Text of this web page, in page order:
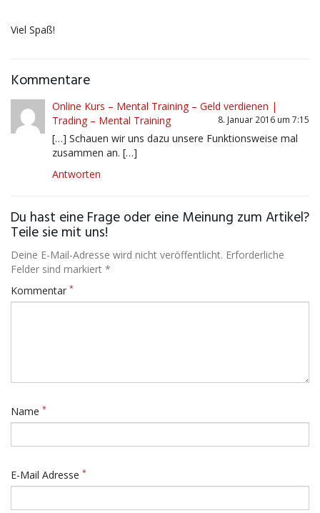
Viel Spaß!
Kommentare
Online Kurs – Mental Training – Geld verdienen |
Trading – Mental Training
8. Januar 2016 um 7:15
[…] Schauen wir uns dazu unsere Funktionsweise mal
zusammen an. […]
Antworten
Du hast eine Frage oder eine Meinung zum Artikel?
Teile sie mit uns!
Deine E-Mail-Adresse wird nicht veröffentlicht. Erforderliche
Felder sind markiert *
Kommentar *
Name *
E-Mail Adresse *